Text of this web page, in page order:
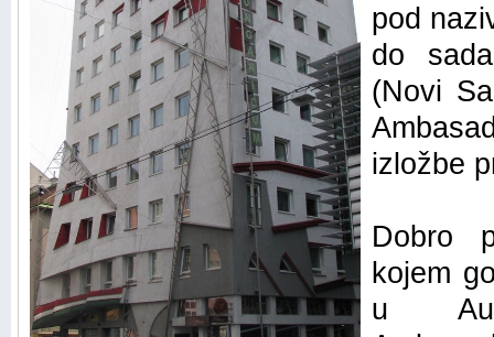
pod
do
(Novi
izložbe
Dobro
kojem
u